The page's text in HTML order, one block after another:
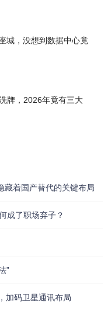
城，没想到数据中心竟
牌，2026年竟有三大
藏着国产替代的关键布局
成了职场弃子？
”
加码卫星通讯布局